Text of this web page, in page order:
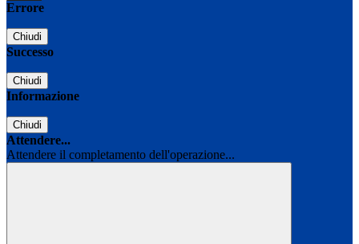
Errore
Chiudi
Successo
Chiudi
Informazione
Chiudi
Attendere...
Attendere il completamento dell'operazione...